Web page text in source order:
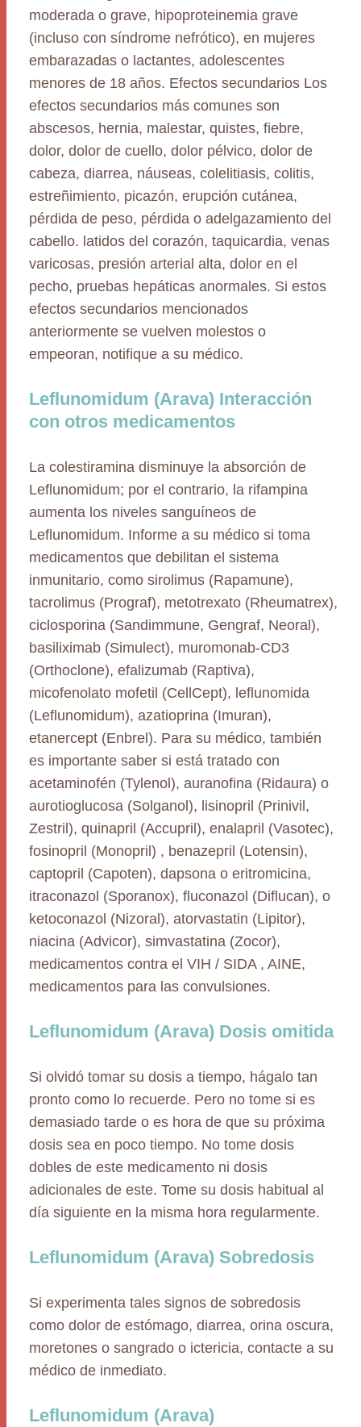
moderada o grave, hipoproteinemia grave
(incluso con síndrome nefrótico), en mujeres
embarazadas o lactantes, adolescentes
menores de 18 años. Efectos secundarios Los
efectos secundarios más comunes son
abscesos, hernia, malestar, quistes, fiebre,
dolor, dolor de cuello, dolor pélvico, dolor de
cabeza, diarrea, náuseas, colelitiasis, colitis,
estreñimiento, picazón, erupción cutánea,
pérdida de peso, pérdida o adelgazamiento del
cabello. latidos del corazón, taquicardia, venas
varicosas, presión arterial alta, dolor en el
pecho, pruebas hepáticas anormales. Si estos
efectos secundarios mencionados
anteriormente se vuelven molestos o
empeoran, notifique a su médico.
Leflunomidum (Arava) Interacción
con otros medicamentos
La colestiramina disminuye la absorción de
Leflunomidum; por el contrario, la rifampina
aumenta los niveles sanguíneos de
Leflunomidum. Informe a su médico si toma
medicamentos que debilitan el sistema
inmunitario, como sirolimus (Rapamune),
tacrolimus (Prograf), metotrexato (Rheumatrex),
ciclosporina (Sandimmune, Gengraf, Neoral),
basiliximab (Simulect), muromonab-CD3
(Orthoclone), efalizumab (Raptiva),
micofenolato mofetil (CellCept), leflunomida
(Leflunomidum), azatioprina (Imuran),
etanercept (Enbrel). Para su médico, también
es importante saber si está tratado con
acetaminofén (Tylenol), auranofina (Ridaura) o
aurotioglucosa (Solganol), lisinopril (Prinivil,
Zestril), quinapril (Accupril), enalapril (Vasotec),
fosinopril (Monopril) , benazepril (Lotensin),
captopril (Capoten), dapsona o eritromicina,
itraconazol (Sporanox), fluconazol (Diflucan), o
ketoconazol (Nizoral), atorvastatin (Lipitor),
niacina (Advicor), simvastatina (Zocor),
medicamentos contra el VIH / SIDA , AINE,
medicamentos para las convulsiones.
Leflunomidum (Arava) Dosis omitida
Si olvidó tomar su dosis a tiempo, hágalo tan
pronto como lo recuerde. Pero no tome si es
demasiado tarde o es hora de que su próxima
dosis sea en poco tiempo. No tome dosis
dobles de este medicamento ni dosis
adicionales de este. Tome su dosis habitual al
día siguiente en la misma hora regularmente.
Leflunomidum (Arava) Sobredosis
Si experimenta tales signos de sobredosis
como dolor de estómago, diarrea, orina oscura,
moretones o sangrado o ictericia, contacte a su
médico de inmediato.
Leflunomidum (Arava)